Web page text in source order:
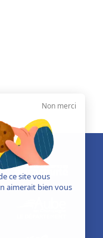
Non merci
ce site vous
aimerait bien vous